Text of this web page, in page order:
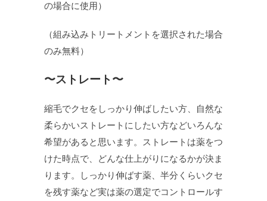
の場合に使用）
（組み込みトリートメントを選択された場合
のみ無料）
〜ストレート〜
縮毛でクセをしっかり伸ばしたい方、自然な
柔らかいストレートにしたい方などいろんな
希望があると思います。ストレートは薬をつ
けた時点で、どんな仕上がりになるかが決ま
ります。しっかり伸ばす薬、半分くらいクセ
を残す薬など実は薬の選定でコントロールす